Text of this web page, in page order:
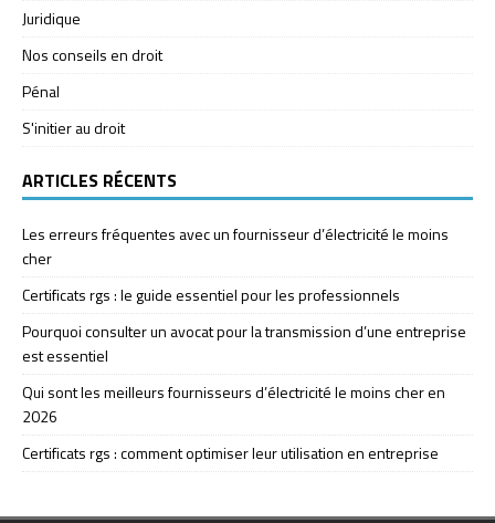
Juridique
Nos conseils en droit
Pénal
S'initier au droit
ARTICLES RÉCENTS
Les erreurs fréquentes avec un fournisseur d’électricité le moins
cher
Certificats rgs : le guide essentiel pour les professionnels
Pourquoi consulter un avocat pour la transmission d’une entreprise
est essentiel
Qui sont les meilleurs fournisseurs d’électricité le moins cher en
2026
Certificats rgs : comment optimiser leur utilisation en entreprise